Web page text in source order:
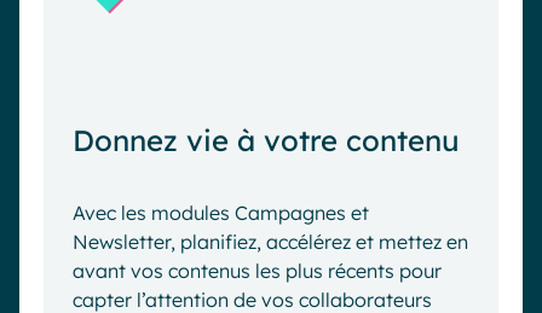
Donnez vie à votre contenu
Avec les modules Campagnes et
Newsletter, planifiez, accélérez et mettez en
avant vos contenus les plus récents pour
capter l’attention de vos collaborateurs